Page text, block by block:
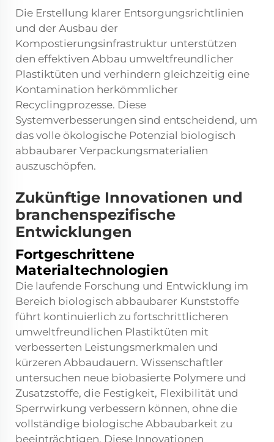
Die Erstellung klarer Entsorgungsrichtlinien
und der Ausbau der
Kompostierungsinfrastruktur unterstützen
den effektiven Abbau umweltfreundlicher
Plastiktüten und verhindern gleichzeitig eine
Kontamination herkömmlicher
Recyclingprozesse. Diese
Systemverbesserungen sind entscheidend, um
das volle ökologische Potenzial biologisch
abbaubarer Verpackungsmaterialien
auszuschöpfen.
Zukünftige Innovationen und
branchenspezifische
Entwicklungen
Fortgeschrittene
Materialtechnologien
Die laufende Forschung und Entwicklung im
Bereich biologisch abbaubarer Kunststoffe
führt kontinuierlich zu fortschrittlicheren
umweltfreundlichen Plastiktüten mit
verbesserten Leistungsmerkmalen und
kürzeren Abbaudauern. Wissenschaftler
untersuchen neue biobasierte Polymere und
Zusatzstoffe, die Festigkeit, Flexibilität und
Sperrwirkung verbessern können, ohne die
vollständige biologische Abbaubarkeit zu
beeinträchtigen. Diese Innovationen